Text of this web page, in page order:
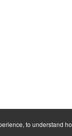
to understand